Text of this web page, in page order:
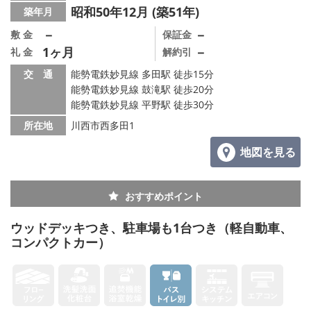
築年月 昭和50年12月 (築51年)
敷 金 －
礼 金 1ヶ月
保証金 －
解約引 －
交 通
能勢電鉄妙見線 多田駅 徒歩15分
能勢電鉄妙見線 鼓滝駅 徒歩20分
能勢電鉄妙見線 平野駅 徒歩30分
所在地
川西市西多田1
地図を見る
おすすめポイント
ウッドデッキつき、駐車場も1台つき（軽自動車、
コンパクトカー）